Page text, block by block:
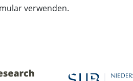
verwenden.